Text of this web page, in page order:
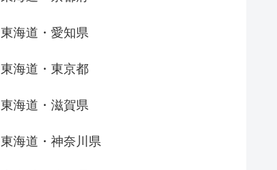
東海道・愛知県
東海道・東京都
東海道・滋賀県
東海道・神奈川県